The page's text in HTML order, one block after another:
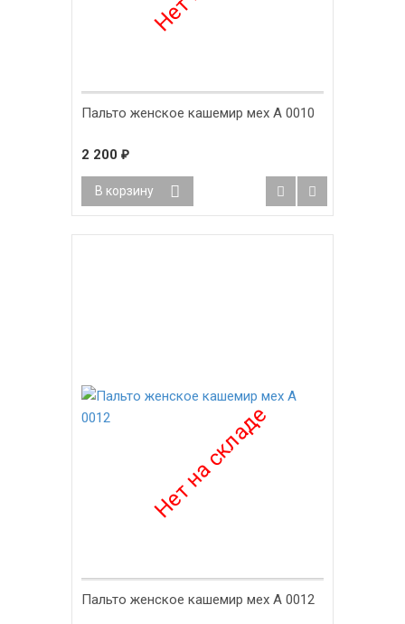
Пальто женское кашемир мех А 0010
2 200 ₽
В корзину
Пальто женское кашемир мех А 0012